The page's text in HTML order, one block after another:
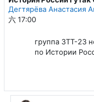
Дегтярёва Анастасия
六 17:00
группа ЗТТ-23
по Истории